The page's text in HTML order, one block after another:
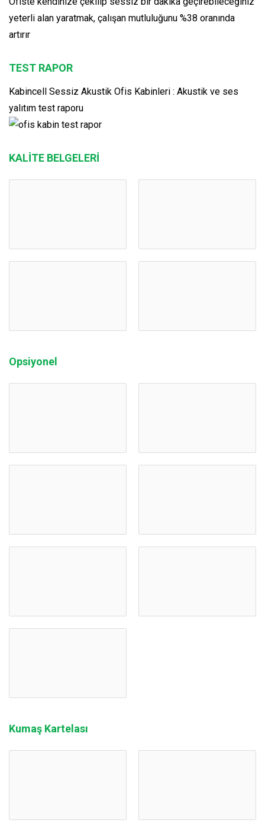
yeterli alan yaratmak, çalışan mutluluğunu %38 oranında
artırır
TEST RAPOR
Kabincell Sessiz Akustik Ofis Kabinleri : Akustik ve ses
yalıtım test raporu
KALİTE BELGELERİ
Opsiyonel
Kumaş Kartelası